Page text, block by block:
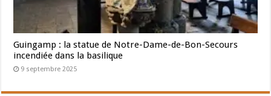
Guingamp : la statue de Notre-Dame-de-Bon-Secours
incendiée dans la basilique
9 septembre 2025